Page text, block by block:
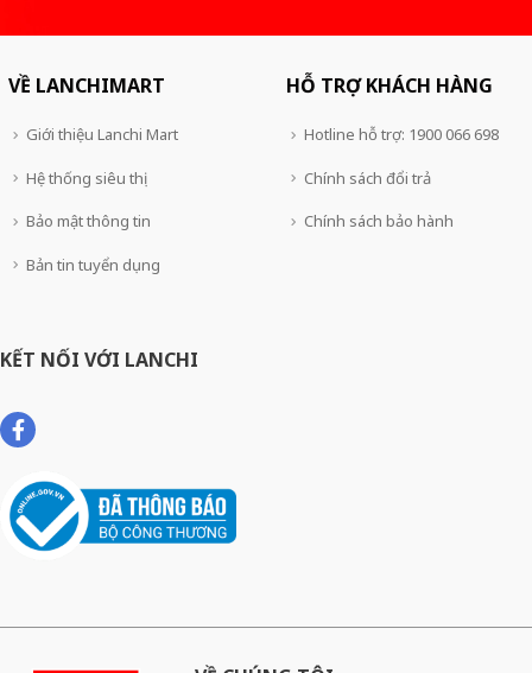
VỀ LANCHIMART
Giới thiệu Lanchi Mart
Hệ thống siêu thị
Bảo mật thông tin
Bản tin tuyển dụng
HỖ TRỢ KHÁCH HÀNG
Hotline hỗ trợ: 1900 066 698
Chính sách đổi trả
Chính sách bảo hành
KẾT NỐI VỚI LANCHI